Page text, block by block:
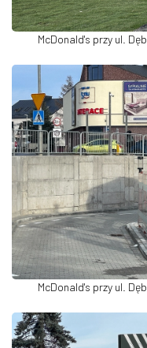
McDonald's przy ul.
McDonald's przy ul.